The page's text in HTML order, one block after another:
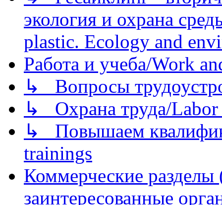
экология и охрана
plastic. Ecology and
Работа и учеба/Work
↳ Вопросы
↳ Охрана труда/Labor
↳ Повышаем
trainings
Коммерческие
заинтересованные